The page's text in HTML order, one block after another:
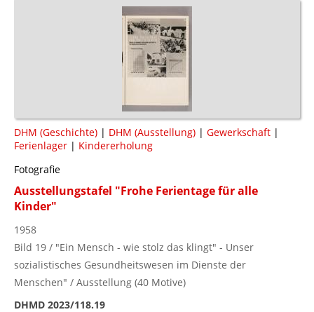
DHM (Geschichte) | DHM (Ausstellung) | Gewerkschaft |
Ferienlager | Kindererholung
Fotografie
Ausstellungstafel "Frohe Ferientage für alle
Kinder"
1958
Bild 19 / "Ein Mensch - wie stolz das klingt" - Unser
sozialistisches Gesundheitswesen im Dienste der
Menschen" / Ausstellung (40 Motive)
DHMD 2023/118.19